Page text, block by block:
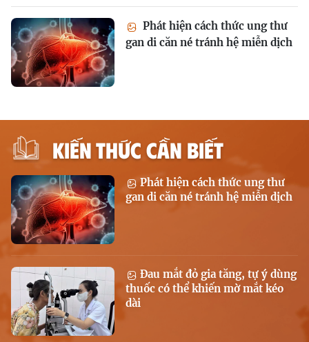
Phát hiện cách thức ung thư
gan di căn né tránh hệ miễn dịch
KIẾN THỨC CẦN BIẾT
Phát hiện cách thức ung thư
gan di căn né tránh hệ miễn dịch
Đau mắt đỏ gia tăng, tự ý dùng
thuốc có thể khiến mờ mắt kéo
dài